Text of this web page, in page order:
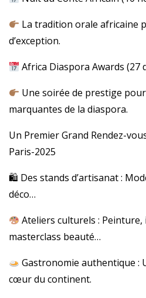
La tradition orale africaine
d’exception.
Africa Diaspora Awards (27
Une soirée de prestige
marquantes de la diaspora.
Un Premier Grand Rendez-
Paris-2025
🛍 Des stands d’artisanat :
déco…
Ateliers culturels :
masterclass beauté…
Gastronomie authentique :
cœur du continent.